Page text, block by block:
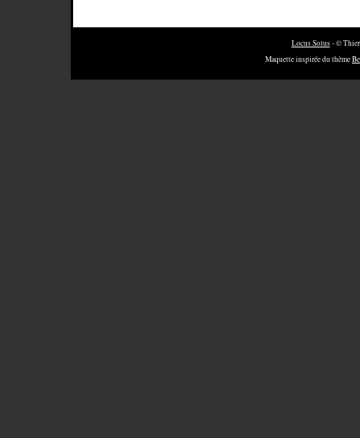
Locus Solus- ©
Maquette inspirée du thème